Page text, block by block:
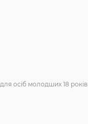
осіб молодших 18 років